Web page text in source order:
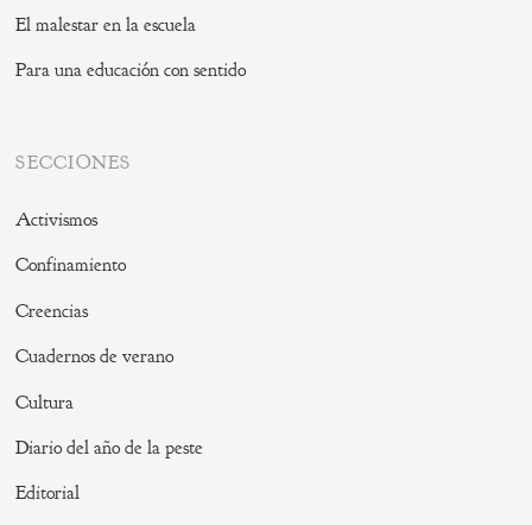
El malestar en la escuela
Para una educación con sentido
SECCIONES
Activismos
Confinamiento
Creencias
Cuadernos de verano
Cultura
Diario del año de la peste
Editorial